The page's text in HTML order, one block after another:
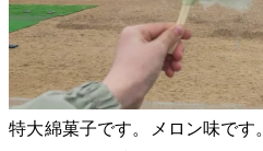
特大綿菓子です。メロン味です。